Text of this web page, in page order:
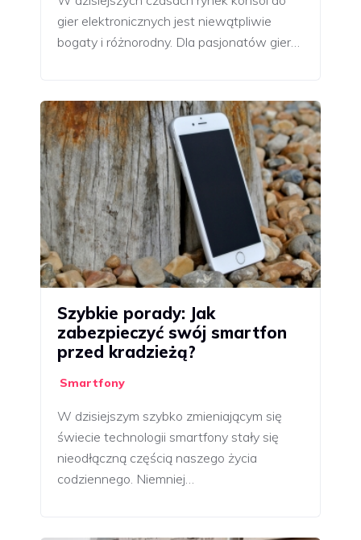
gier elektronicznych jest niewątpliwie
bogaty i różnorodny. Dla pasjonatów gier…
Szybkie porady: Jak
zabezpieczyć swój smartfon
przed kradzieżą?
Smartfony
W dzisiejszym szybko zmieniającym się
świecie technologii smartfony stały się
nieodłączną częścią naszego życia
codziennego. Niemniej…